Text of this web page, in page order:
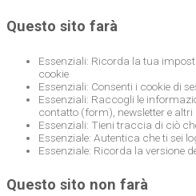
Questo sito farà
Essenziali: Ricorda la tua
cookie
Essenziali: Consenti i cookie di
Essenziali: Raccogli le
contatto (form), newsletter e
Essenziali: Tieni traccia di ciò
Essenziale: Autentica che ti sei
Essenziale: Ricorda la versione
Questo sito non farà